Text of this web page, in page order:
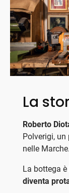
La
Roberto
Polverigi,
nelle Marche.
La bottega
diventa